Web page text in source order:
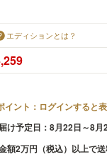
エディションとは？
イント：ログインすると
け予定日：8月22日～8月
額2万円（税込）以上で